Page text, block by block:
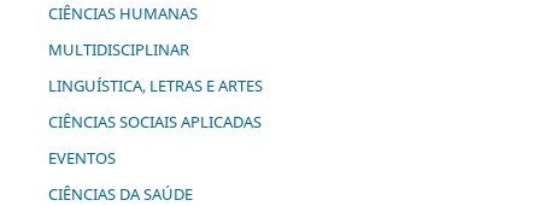
CIÊNCIAS HUMANAS
MULTIDISCIPLINAR
LINGUÍSTICA, LETRAS E ARTES
CIÊNCIAS SOCIAIS APLICADAS
EVENTOS
CIÊNCIAS DA SAÚDE